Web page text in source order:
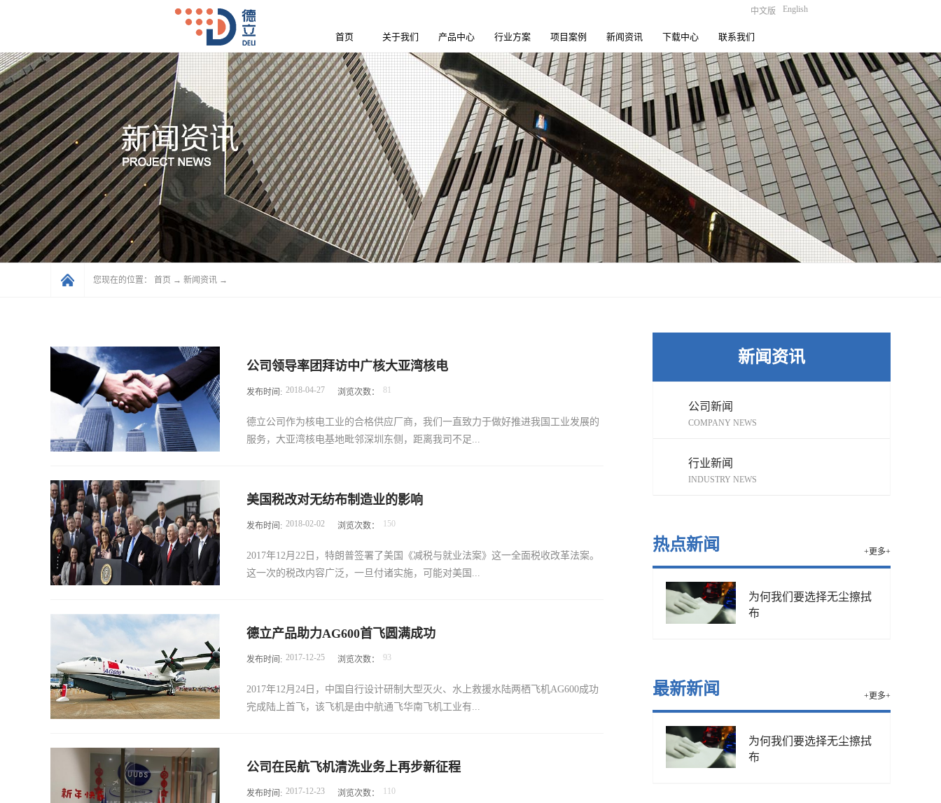
中文版 English
首页 关于我们 产品中心 行业方案 项目案例 新闻资讯 下载中心 联系我们
您现在的位置： 首页 → 新闻资讯 →
新闻资讯
公司新闻
COMPANY NEWS
行业新闻
INDUSTRY NEWS
热点新闻 +更多+
为何我们要选择无尘擦拭
布
最新新闻 +更多+
为何我们要选择无尘擦拭
布
公司领导率团拜访中广核大亚湾核电
德立公司作为核电工业的合格供应厂商，我们一直致力于做好推进我国工业发展的
服务，大亚湾核电基地毗邻深圳东侧，距离我司不足...
百里地，双方公司一直保持着友好合作往来。为加强合作，更好的服务于我国的核
和未来可提高的服务双方做了详尽的探讨。大亚湾核电运营管理有限公司对我们公
电事业的发展作出更多更优质的服务。
发布时间: 2018-04-27 浏览次数： 81
美国税改对无纺布制造业的影响
2017年12月22日，特朗普签署了美国《减税与就业法案》这一全面税收改革法案。
这一次的税改内容广泛，一旦付诸实施，可能对美国...
经济和世界经济格局产生重大影响。这次美国税改最显著的特点就是广泛的、大幅
从39.6%降至37%，最低税率从12%降为10%，同时，个人和家庭的免税额提高了一
2018年起，美国企业所得税将从35%永久性降至21%，一次性下调14个百分点。个
人独资或合伙制企业等中小型企业占美国企业总数的95%左右，税改法案规定这类
流的高度重视。例如，为鼓励投资，税改法案规定资本品可直接扣除，而不必分5
发布时间: 2018-02-02 浏览次数： 150
德立产品助力AG600首飞圆满成功
2017年12月24日，中国自行设计研制大型灭火、水上救援水陆两栖飞机AG600成功
完成陆上首飞，该飞机是由中航通飞华南飞机工业有...
限公司主导生产的大型飞机。德立品牌产品见证了AG600从总装、试车、滑行测试
过程的表面处理、擦拭及安全防护等环节。中航通飞华南飞机工业有限公司隶属中
发布时间: 2017-12-25 浏览次数： 93
公司在民航飞机清洗业务上再步新征程
发布时间: 2017-12-23 浏览次数： 110